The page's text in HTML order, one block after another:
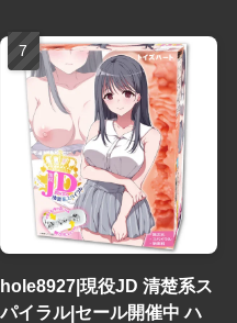
hole8927|現役JD 清楚系ス
パイラル|セール開催中 ハ